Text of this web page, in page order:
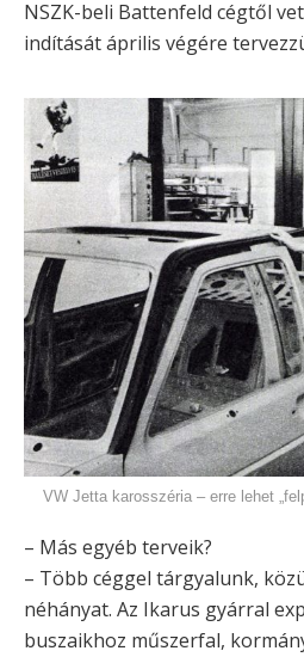
NSZK-beli Battenfeld cégtől
indítását április végére
VW Jetta karosszéria – erre lehet
– Más egyéb terveik?
– Több céggel tárgyalunk,
néhányat. Az Ikarus gyárral
buszaikhoz műszerfal,